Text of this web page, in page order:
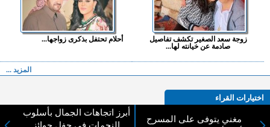
زوجة سعد الصغير تكشف تفاصيل
صادمة عن خيانته لها...
أحلام تحتفل بذكرى زواجها...
المزيد ...
اختيارات القراء